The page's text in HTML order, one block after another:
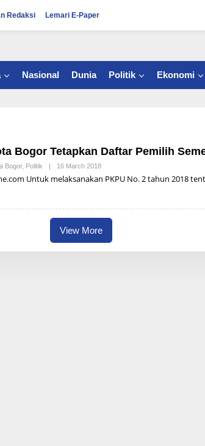
Redaksi Lemari E-Paper
Nasional Dunia Politik Ekonomi
Bogor Tetapkan Daftar Pemilih
Bogor, Politik 16 March 2018
R
U
N
I
Untuk melaksanakan PKPU No. 2 tahun 2018
View More